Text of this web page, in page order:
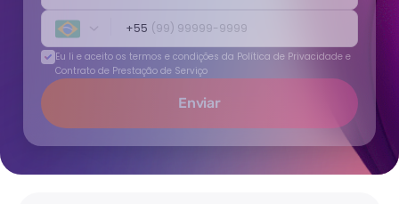
+55 (99) 99999-9999
Eu li e aceito os termos e condições da Política de Privacidade e
Contrato de Prestação de Serviço
Enviar